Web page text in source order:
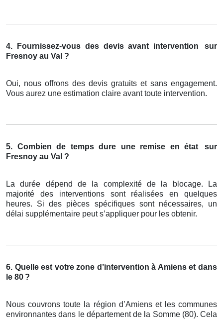
4. Fournissez-vous des devis avant intervention
sur
Fresnoy au Val ?
Oui, nous offrons des devis gratuits et sans engagement.
Vous aurez une estimation claire avant toute intervention.
5. Combien de temps dure une remise en état
sur
Fresnoy au Val ?
La durée dépend de la complexité de la blocage. La
majorité des interventions sont réalisées en quelques
heures. Si des pièces spécifiques sont nécessaires, un
délai supplémentaire peut s’appliquer pour les obtenir.
6. Quelle est votre zone d’intervention à Amiens et dans
le 80 ?
Nous couvrons toute la région d’Amiens et les communes
environnantes dans le département de la Somme (80). Cela